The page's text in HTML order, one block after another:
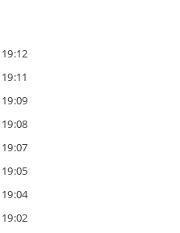
19:12
19:11
19:09
19:08
19:07
19:05
19:04
19:02